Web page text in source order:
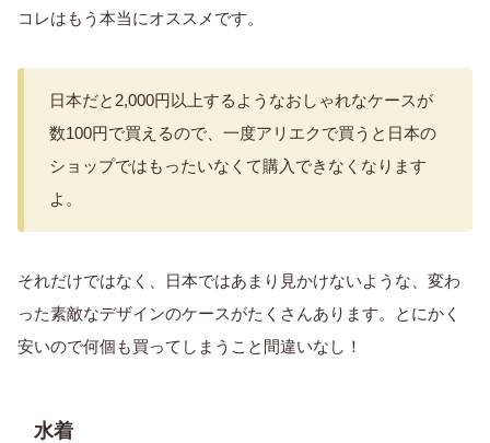
コレはもう本当にオススメです。
日本だと2,000円以上するようなおしゃれなケースが
数100円で買えるので、一度アリエクで買うと日本の
ショップではもったいなくて購入できなくなります
よ。
それだけではなく、日本ではあまり見かけないような、変わ
った素敵なデザインのケースがたくさんあります。とにかく
安いので何個も買ってしまうこと間違いなし！
水着